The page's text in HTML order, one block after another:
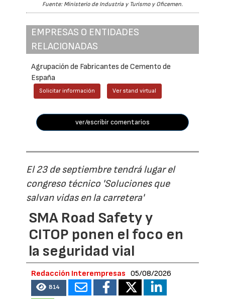
Fuente: Ministerio de Industria y Turismo y Oficemen.
EMPRESAS O ENTIDADES
RELACIONADAS
Agrupación de Fabricantes de Cemento de
España
Solicitar información Ver stand virtual
ver/escribir comentarios
El 23 de septiembre tendrá lugar el
congreso técnico 'Soluciones que
salvan vidas en la carretera'
SMA Road Safety y
CITOP ponen el foco en
la seguridad vial
Redacción Interempresas 05/08/2026
814